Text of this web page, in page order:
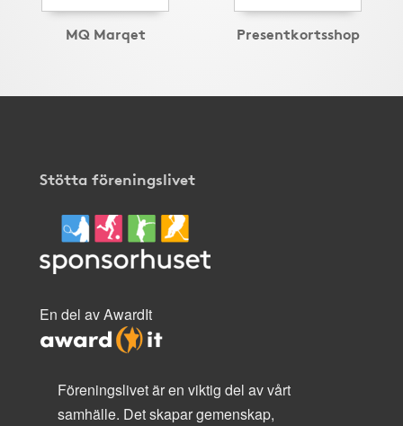
MQ Marqet Presentkortsshop
Stötta föreningslivet
En del av AwardIt
Föreningslivet är en viktig del av vårt
samhälle. Det skapar gemenskap,